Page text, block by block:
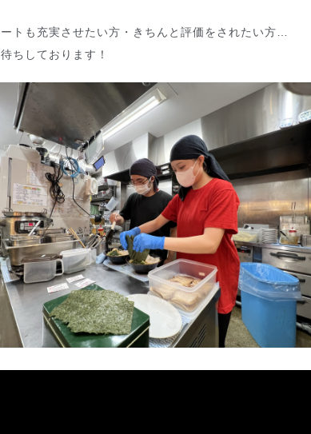
トも充実させたい方・きちんと評価をされたい方…
ちしております！